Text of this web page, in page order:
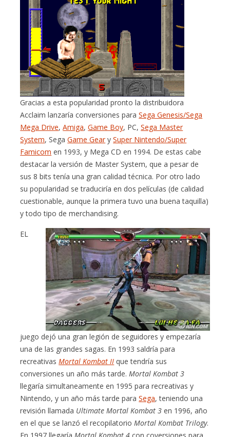
Gracias a esta popularidad pronto la distribuidora
Acclaim lanzaría conversiones paraSega Genesis/Sega
Mega Drive,Amiga,Game Boy, PC,Sega Master
System, SegaGame GearySuper Nintendo/Super
Famicom en 1993, y Mega CD en 1994. De estas cabe
destacar la versión de Master System, que a pesar de
sus 8 bits tenía una gran calidad técnica. Por otro lado
su popularidad se traduciría en dos películas (de calidad
cuestionable, aunque la primera tuvo una buena taquilla)
y todo tipo de merchandising.
EL
juego dejó una gran legión de seguidores y empezaría
una de las grandes sagas. En 1993 saldría para
recreativasMortal Kombat II que tendría sus
conversiones un año más tarde. Mortal Kombat 3
llegaría simultaneamente en 1995 para recreativas y
Nintendo, y un año más tarde paraSega, teniendo una
revisión llamada Ultimate Mortal Kombat 3 en 1996, año
en el que se lanzó el recopilatorio Mortal Kombat Trilogy.